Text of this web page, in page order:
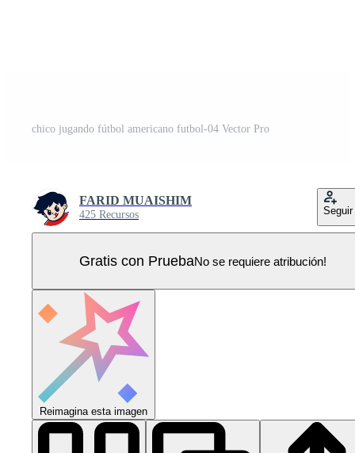
chico jugando fútbol americano futbol-04 Vector Pro
FARID MUAISHIM
425 Recursos Seguir
Gratis con PruebaNo se requiere atribución!
Reimagina esta imagen